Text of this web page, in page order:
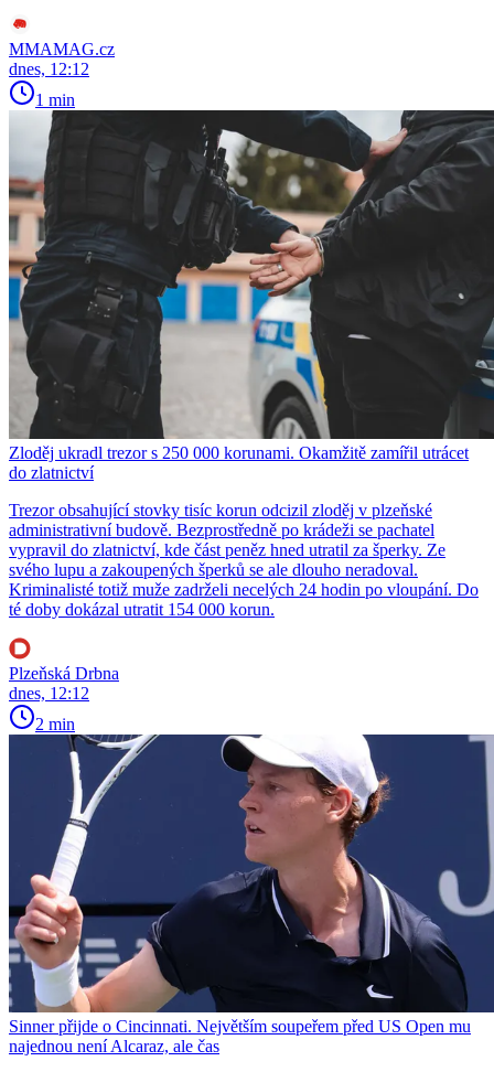
MMAMAG.cz
dnes, 12:12
1 min
Zloděj ukradl trezor s 250 000 korunami. Okamžitě zamířil utrácet
do zlatnictví
Trezor obsahující stovky tisíc korun odcizil zloděj v plzeňské
administrativní budově. Bezprostředně po krádeži se pachatel
vypravil do zlatnictví, kde část peněz hned utratil za šperky. Ze
svého lupu a zakoupených šperků se ale dlouho neradoval.
Kriminalisté totiž muže zadrželi necelých 24 hodin po vloupání. Do
té doby dokázal utratit 154 000 korun.
Plzeňská Drbna
dnes, 12:12
2 min
Sinner přijde o Cincinnati. Největším soupeřem před US Open mu
najednou není Alcaraz, ale čas